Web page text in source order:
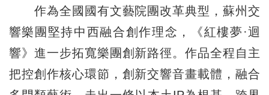
作為全國國有文藝院團改革典型，蘇州交
響樂團堅持中西融合創作理念，《紅樓夢·迴
響》進一步拓寬樂團創新路徑。作品全程自主
把控創作核心環節，創新交響音畫載體，融合